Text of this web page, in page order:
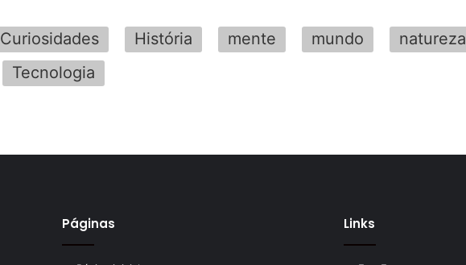
Curiosidades História mente mundo
natureza
Tecnologia
Páginas Links